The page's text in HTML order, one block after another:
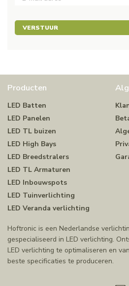
VERSTUUR
Producten
LED Batten
LED Panelen
LED TL buizen
LED High Bays
LED Breedstralers
LED TL Armaturen
LED Inbouwspots
LED Tuinverlichting
LED Veranda verlichting
Hoftronic is een Nederlandse
gespecialiseerd in LED verlichting.
LED verlichting te optimaliseren en
beste specificaties te produceren.